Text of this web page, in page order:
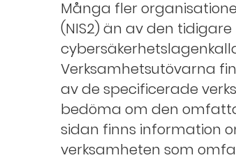
Många fler
(NIS2) än av den
Verksamhetsutövarna
av de specificerade
bedöma om den
sidan finns information
verksamheten som